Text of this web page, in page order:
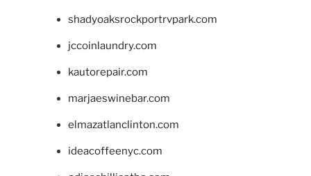
shadyoaksrockportrvpark.com
jccoinlaundry.com
kautorepair.com
marjaeswinebar.com
elmazatlanclinton.com
ideacoffeenyc.com